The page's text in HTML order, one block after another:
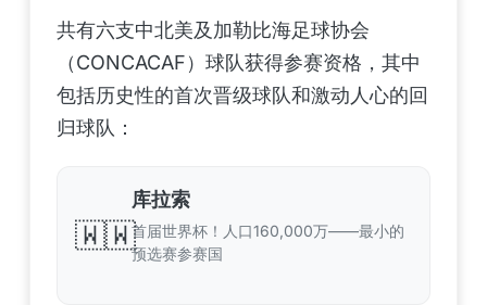
共有六支中北美及加勒比海足球协会
（CONCACAF）球队获得参赛资格，其中
包括历史性的首次晋级球队和激动人心的回
归球队：
🇼🇼
库拉索
首届世界杯！人口160,000万——最小的
预选赛参赛国